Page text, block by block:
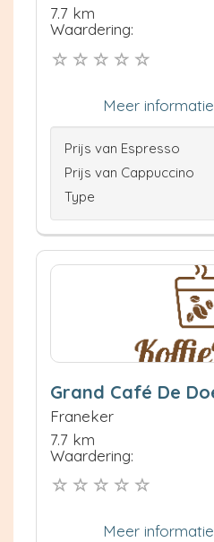
7.7 km
Waardering:
Meer informatie
Prijs van Espresso
Prijs van Cappuccino
Type
Grand Café De
Franeker
7.7 km
Waardering:
Meer informatie